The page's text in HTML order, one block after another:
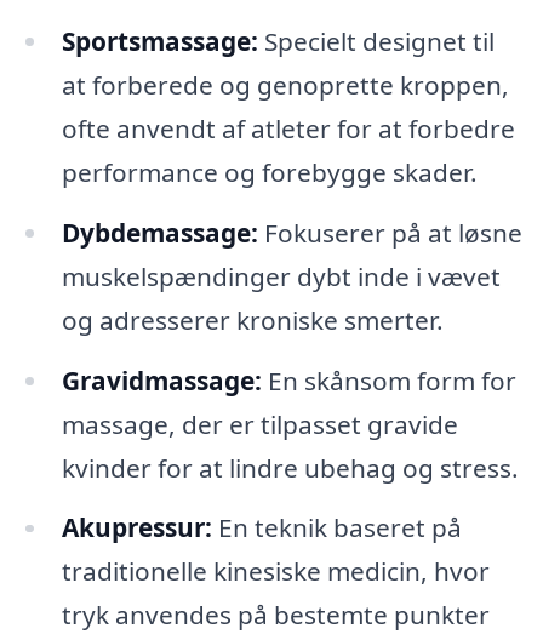
Sportsmassage: Specielt designet til
at forberede og genoprette kroppen,
ofte anvendt af atleter for at forbedre
performance og forebygge skader.
Dybdemassage: Fokuserer på at løsne
muskelspændinger dybt inde i vævet
og adresserer kroniske smerter.
Gravidmassage: En skånsom form for
massage, der er tilpasset gravide
kvinder for at lindre ubehag og stress.
Akupressur: En teknik baseret på
traditionelle kinesiske medicin, hvor
tryk anvendes på bestemte punkter